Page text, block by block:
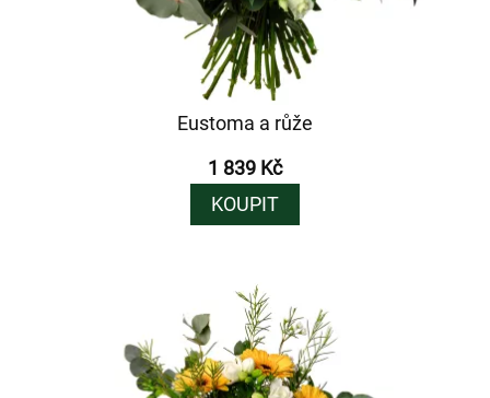
Eustoma a růže
1 839 Kč
KOUPIT